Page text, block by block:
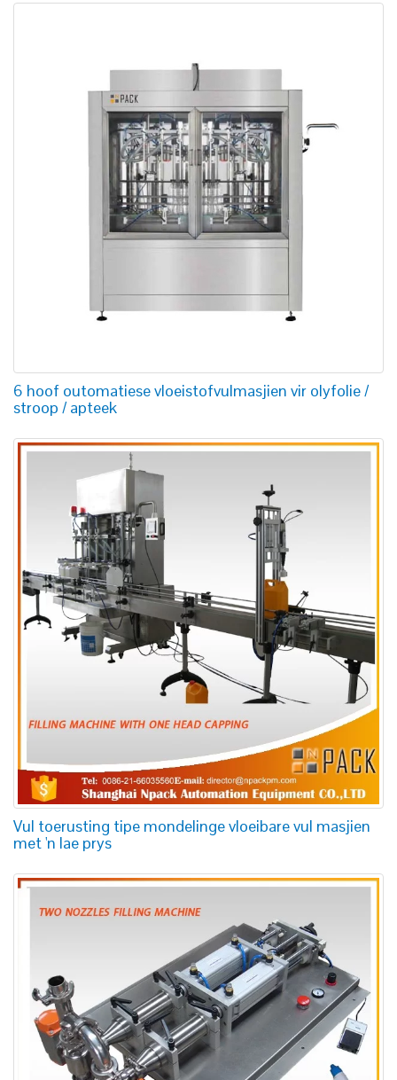
6 hoof outomatiese vloeistofvulmasjien vir olyfolie /
stroop / apteek
Vul toerusting tipe mondelinge vloeibare vul masjien
met 'n lae prys